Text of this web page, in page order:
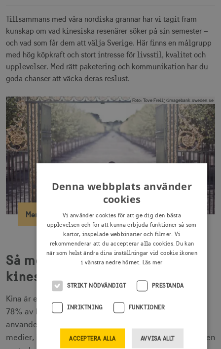
Tillsammans med våra nordiska grannar har vi tagit fram
kunskap om vad kinesiska resenärer söker på sin semester –
och vad som får dem att välja Sverige. Här finns en målgrupp
med hög köpkraft och stort intresse för livsstil, kvalitet och
upplevelser. Med rätt paketering och kommunikation har du
goda chanser att väcka deras reslust.
Foto: Tove Freiij/imagebank.sweden.se
Mer om kinesiska turister
Så möter du den digitala
kinesiska resenären
Kina är ett av världens mest digitaliserade samhällen.
78% av befolkningen – över en miljard människor –
använder internet, och nästan alla är aktiva i sociala
medier, i snitt nära två timmar per dag. Mobilen spelar en
Denna webbplats använder
cookies
Vi använder cookies för att ge dig den bästa
upplevelsen och för att kunna erbjuda funktioner så som
kartor, inspelade webbinarier och filmer. Vi
rekommenderar att du accepterar alla cookies. Du kan
när som helst ändra dina inställningar vid cookie ikonen
i vänstra nedre hörnet. Läs mer
STRIKT NÖDVÄNDIGT PRESTANDA
INRIKTNING FUNKTIONER
ACCEPTERA ALLA AVVISA ALLT